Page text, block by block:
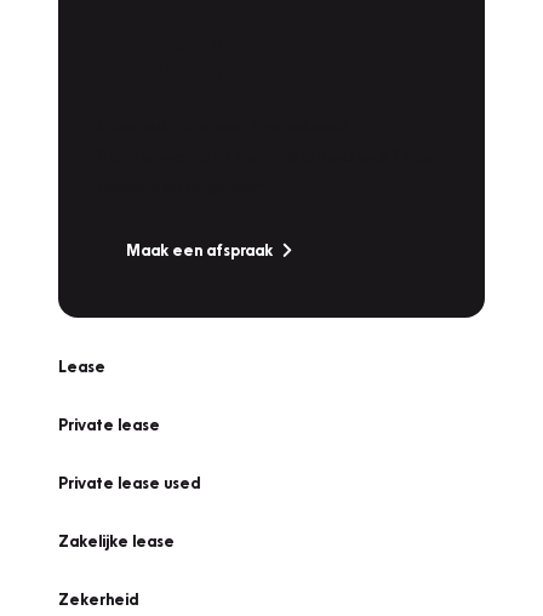
Maak een afspraak
Lease
Private lease
Private lease used
Zakelijke lease
Zekerheid